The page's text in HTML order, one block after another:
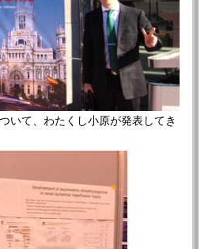
いて、わたくし小原が発表してき